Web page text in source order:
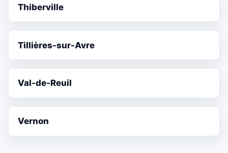
Thiberville
Tillières-sur-Avre
Val-de-Reuil
Vernon